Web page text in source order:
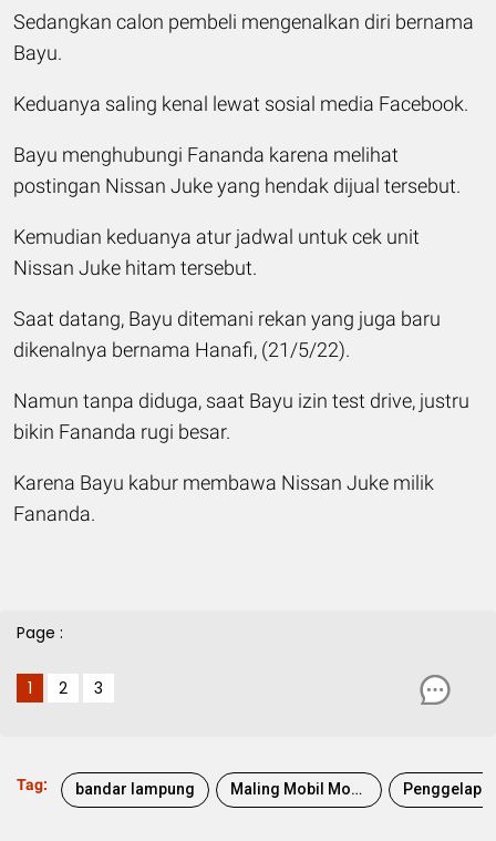
Sedangkan calon pembeli mengenalkan diri bernama
Bayu.
Keduanya saling kenal lewat sosial media Facebook.
Bayu menghubungi Fananda karena melihat
postingan Nissan Juke yang hendak dijual tersebut.
Kemudian keduanya atur jadwal untuk cek unit
Nissan Juke hitam tersebut.
Saat datang, Bayu ditemani rekan yang juga baru
dikenalnya bernama Hanafi, (21/5/22).
Namun tanpa diduga, saat Bayu izin test drive, justru
bikin Fananda rugi besar.
Karena Bayu kabur membawa Nissan Juke milik
Fananda.
Page :
1 2 3
Tag: bandar lampung Maling Mobil Modus COD